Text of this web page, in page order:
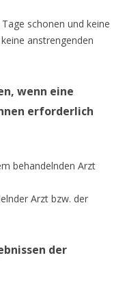
schonen und keine
anstrengenden
wenn eine
erforderlich
behandelnden Arzt
Arzt bzw. der
der